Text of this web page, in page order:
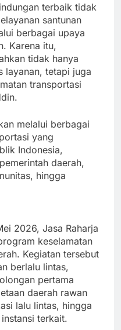
terbaik tidak
santunan
berbagai upaya
Karena itu,
tidak hanya
layanan, tetapi juga
transportasi
melalui berbagai
yang
Indonesia,
daerah,
hingga
2026, Jasa Raharja
keselamatan
Kegiatan tersebut
berlalu lintas,
pertama
daerah rawan
lalu lintas, hingga
terkait.